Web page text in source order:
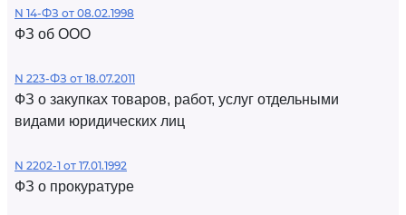
N 14-ФЗ от 08.02.1998
ФЗ об ООО
N 223-ФЗ от 18.07.2011
ФЗ о закупках товаров, работ, услуг отдельными
видами юридических лиц
N 2202-1 от 17.01.1992
ФЗ о прокуратуре